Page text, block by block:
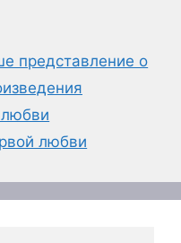
представление о
любви